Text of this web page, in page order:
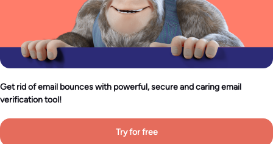
Get rid of email bounces with powerful, secure and caring email
verification tool!
Try for free